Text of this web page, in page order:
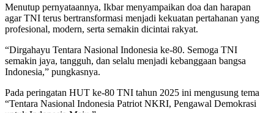
Menutup pernyataannya, Ikbar menyampaikan doa dan harapan
agar TNI terus bertransformasi menjadi kekuatan pertahanan yang
profesional, modern, serta semakin dicintai rakyat.
“Dirgahayu Tentara Nasional Indonesia ke-80. Semoga TNI
semakin jaya, tangguh, dan selalu menjadi kebanggaan bangsa
Indonesia,” pungkasnya.
Pada peringatan HUT ke-80 TNI tahun 2025 ini mengusung tema
“Tentara Nasional Indonesia Patriot NKRI, Pengawal Demokrasi